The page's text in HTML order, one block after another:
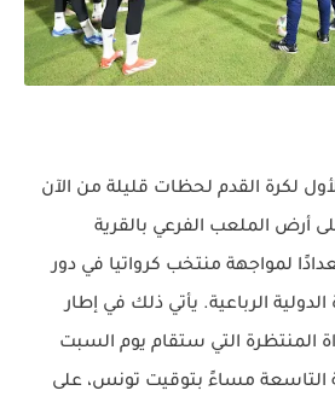
لكرة القدم لحظات قليلة من الآن
أرض الملعب الفرعي بالقرية
لمواجهة منتخب كرواتيا في دور
الرباعية. يأتي ذلك في إطار
المنتظرة التي ستقام يوم السبت
التاسعة مساءً بتوقيت تونس، على